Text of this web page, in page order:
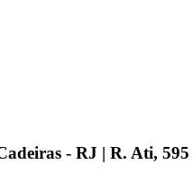
- RJ | R. Ati,